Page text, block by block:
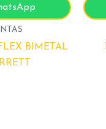
BIMETAL